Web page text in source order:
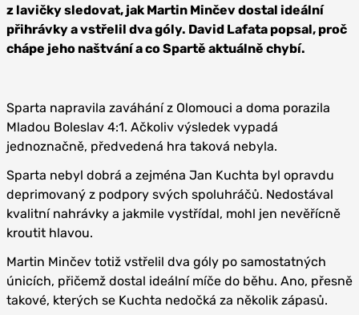
z lavičky sledovat, jak Martin Minčev dostal ideální
přihrávky a vstřelil dva góly. David Lafata popsal, proč
chápe jeho naštvání a co Spartě aktuálně chybí.
Sparta napravila zaváhání z Olomouci a doma porazila
Mladou Boleslav 4:1. Ačkoliv výsledek vypadá
jednoznačně, předvedená hra taková nebyla.
Sparta nebyl dobrá a zejména Jan Kuchta byl opravdu
deprimovaný z podpory svých spoluhráčů. Nedostával
kvalitní nahrávky a jakmile vystřídal, mohl jen nevěřícně
kroutit hlavou.
Martin Minčev totiž vstřelil dva góly po samostatných
únicích, přičemž dostal ideální míče do běhu. Ano, přesně
takové, kterých se Kuchta nedočká za několik zápasů.